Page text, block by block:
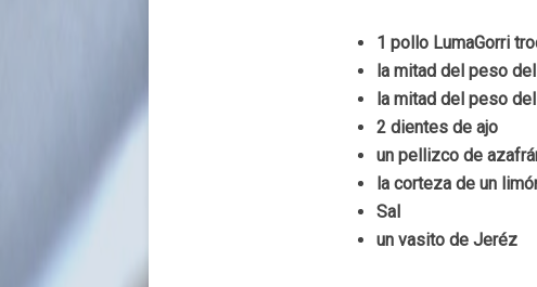
1 pollo LumaGorri
la mitad del peso
la mitad del peso
2 dientes de ajo
un pellizco de
la corteza de un
Sal
un vasito de Jeréz